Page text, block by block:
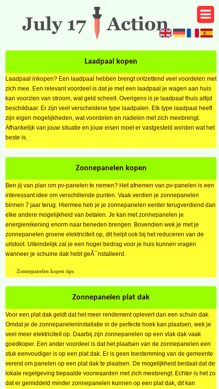
Laadpaal kopen
Laadpaal inkopen? Een laadpaal hebben brengt ontzettend veel voordelen met
zich mee. Een relevant voordeel is dat je met een laadpaal je wagen aan huis
kan voorzien van stroom, wat geld scheelt. Overigens is je laadpaal thuis altijd
beschikbaar. Er zijn veel verscheidene type laadpalen. Elk type laadpaal heeft
zijn eigen mogelijkheden, wat voordelen en nadelen met zich meebrengt.
Afhankelijk van jouw situatie en jouw eisen moet er vastgesteld worden wat het
beste is.
Zonnepanelen kopen
Ben jij van plan om pv-panelen te nemen? Het afnemen van pv-panelen is een
interessant idee om verschillende punten. Vaak verdien je zonnepanelen
binnen 7 jaar terug. Hiermee heb je je zonnepanelen eerder terugverdiend dan
elke andere mogelijkheid van betalen. Je kan met zonnepanelen je
energierekening enorm naar beneden brengen. Bovendien wek je met je
zonnepanelen groene elektriciteit op, dit helpt ook bij het reduceren van de
uitstoot. Uiteindelijk zal je een hoger bedrag voor je huis kunnen vragen
wanneer je schuine dak hebt geÃ¯nstalleerd.
Zonnepanelen kopen tips
Zonnepanelen plat dak
Voor een plat dak geldt dat het meer rendement oplevert dan een schuin dak.
Omdat je de zonnepaneleninstallatie in de perfecte hoek kan plaatsen, wek je
veel meer elektriciteit op. Daarbij zijn zonnepanelen op een vlak dak vaak
goedkoper. Een ander voordeel is dat het plaatsen van de zonnepanelen een
stuk eenvoudiger is op een plat dak. Er is geen toestemming van de gemeente
vereist om panelen op een plat dak te plaatsen. De mogelijkheid bestaat dat de
lokale regelgeving bepaalde voorwaarden met zich meebrengt. Echter is het zo
dat er gemiddeld minder zonnepanelen kunnen op een plat dak, dit kan